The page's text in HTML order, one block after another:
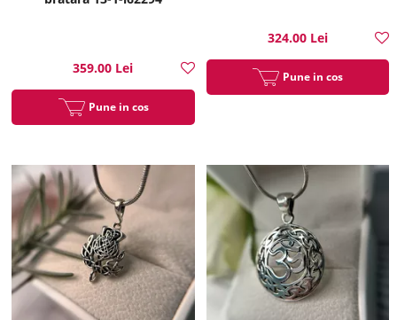
359.00 Lei
Pune in cos
324.00 Lei
Pune in cos